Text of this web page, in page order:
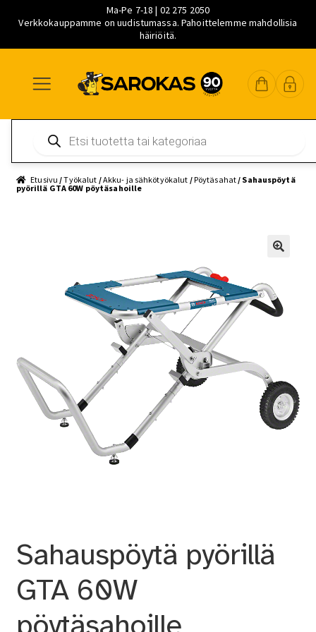
Ma-Pe 7-18 | 02 275 2050
Verkkokauppamme on uudistumassa. Pahoittelemme mahdollisia
häiriöitä.
navigointiin
sisältöön
pääsisältöön
search
Etusivu /Työkalut /Akku- ja sähkötyökalut /Pöytäsahat / Sahauspöytä
pyörillä GTA 60W pöytäsahoille
Sahauspöytä pyörillä
GTA 60W